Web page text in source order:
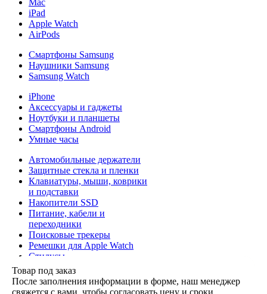
Mac
iPad
Apple Watch
AirPods
Смартфоны Samsung
Наушники Samsung
Samsung Watch
iPhone
Аксессуары и гаджеты
Ноутбуки и планшеты
Смартфоны Android
Умные часы
Автомобильные держатели
Защитные стекла и пленки
Клавиатуры, мыши, коврики
и подставки
Накопители SSD
Питание, кабели и
переходники
Поисковые трекеры
Ремешки для Apple Watch
Стилусы
Сумки, рюкзаки, накладки и
папки
Триподы
Товар под заказ
После заполнения информации в форме, наш менеджер
свяжется с вами, чтобы согласовать цену и сроки